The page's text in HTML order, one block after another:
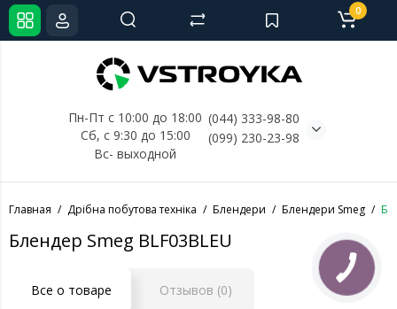
Пн-Пт с 10:00 до 18:00
Сб, с 9:30 до 15:00
Вс- выходной
(044) 333-98-80
(099) 230-23-98
0
Главная Дрібна побутова техніка Блендери Блендери Smeg
Блендер Smeg BLF03BLEU
Все о товаре Отзывов (0)
КНОПКА
СВЯЗИ